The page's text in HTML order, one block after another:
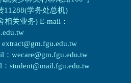
11288(学务处总机)
关业务) E-mail：
wecare@gm.fgu.edu.tw
student@mail.fgu.edu.tw